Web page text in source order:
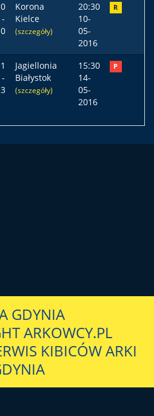
0
-
0
Korona
Kielce
(szczegóły)
20:30
10-
05-
2016
R
1
-
3
Jagiellonia
Białystok
(szczegóły)
15:30
14-
05-
2016
P
GDYNIA
ARKOWCY.PL
KIBICÓW ARKI